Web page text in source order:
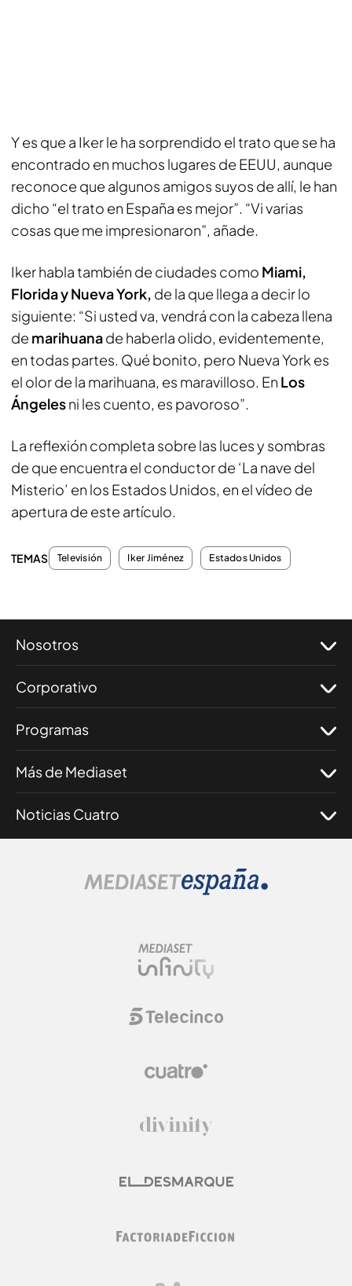
Y es que a Iker le ha sorprendido el trato que se ha
encontrado en muchos lugares de EEUU, aunque
reconoce que algunos amigos suyos de allí, le han
dicho “el trato en España es mejor”. “Vi varias
cosas que me impresionaron”, añade.
Iker habla también de ciudades como Miami,
Florida y Nueva York, de la que llega a decir lo
siguiente: “Si usted va, vendrá con la cabeza llena
de marihuanade haberla olido, evidentemente,
en todas partes. Qué bonito, pero Nueva York es
el olor de la marihuana, es maravilloso. En Los
Ángelesni les cuento, es pavoroso”.
La reflexión completa sobre las luces y sombras
de que encuentra el conductor de ‘La nave del
Misterio’ en los Estados Unidos, en el vídeo de
apertura de este artículo.
TEMAS Televisión Iker Jiménez Estados Unidos
Nosotros
Corporativo
Programas
Más de Mediaset
Noticias Cuatro